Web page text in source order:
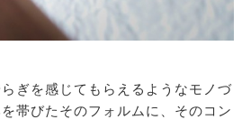
ぎを感じてもらえるようなモノづ
帯びたそのフォルムに、そのコン